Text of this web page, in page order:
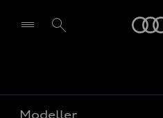
Modeller